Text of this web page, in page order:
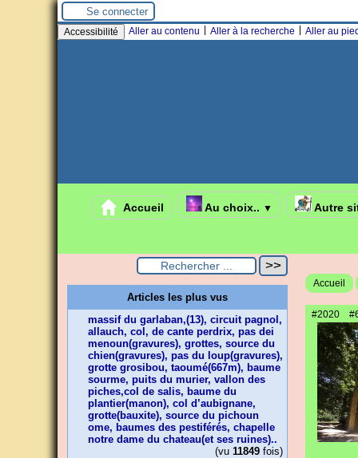
Panneau de gestion des cookies
Se connecter
Accessibilité Aller au contenu Aller à la recherche Aller au
Accueil Au choix.. ▼ Autre
Accueil
#2020
Articles les plus vus
massif du garlaban,(13), circuit pagnol,
allauch, col, de cante perdrix, pas dei
menoun(gravures), grottes, source du
chien(gravures), pas du loup(gravures),
grotte grosibou, taoumé(667m), baume
sourme, puits du murier, vallon des
piches,col de salis, baume du
plantier(manon), col d’aubignane,
grotte(bauxite), source du pichoun
ome, baumes des pestiférés, chapelle
notre dame du chateau(et ses ruines)..
(vu 11849 fois)